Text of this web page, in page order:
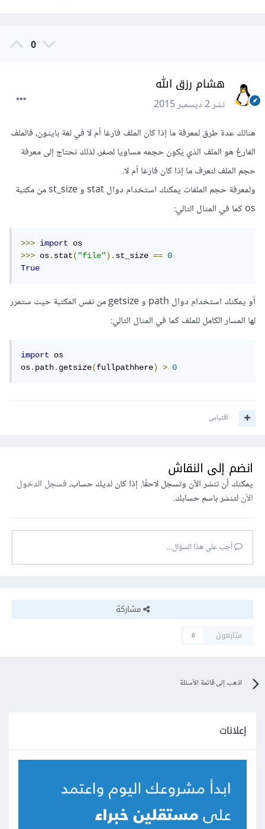
0
هشام رزق الله
نشر2 ديسمبر 2015
هنالك عدة طرق لمعرفة ما إذا كان الملف فارغا أم لا في لغة بايثون، فالملف
الفارغ هو الملف الذي يكون حجمه مساويا لصفر، لذلك نحتاج إلى معرفة
حجم الملف لنعرف ما إذا كان فارغا أم لا.
ولمعرفة حجم الملفات يمكنك استخدام دوال stat و st_size من مكتبة
os كما في المثال التالي:
>>> import
>>> os.stat("file").st_size ==
0
True
أو يمكنك استخدام دوال path و getsize من نفس المكتبة حيث ستمرر
لها المسار الكامل للملف كما في المثال التالي:
import
os
os.path.getsize(fullpathhere) > 0
اقتباس
انضم إلى النقاش
يمكنك أن تنشر الآن وتسجل لاحقًا. إذا كان لديك حساب،فسجل الدخول
الآنلتنشر باسم حسابك.
أجب على هذا السؤال...
مشاركة
متابعون
0
اذهب إلى قائمة الأسئلة
إعلانات